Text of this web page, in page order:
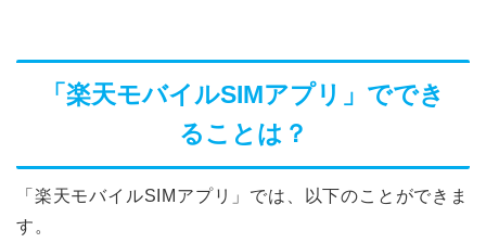
「楽天モバイルSIMアプリ」ででき
ることは？
「楽天モバイルSIMアプリ」では、以下のことができま
す。